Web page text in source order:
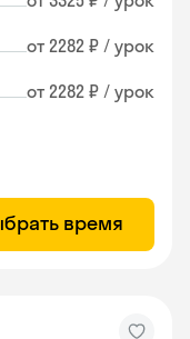
от 2282 ₽ / урок
от 2282 ₽ / урок
время